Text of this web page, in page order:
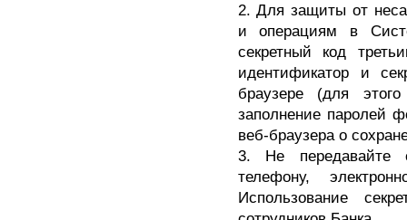
2. Для защиты от
и операциям в
секретный код
идентификатор и
браузере (для
заполнение паролей
веб-браузера о
3. Не передавайте
телефону,
Использование